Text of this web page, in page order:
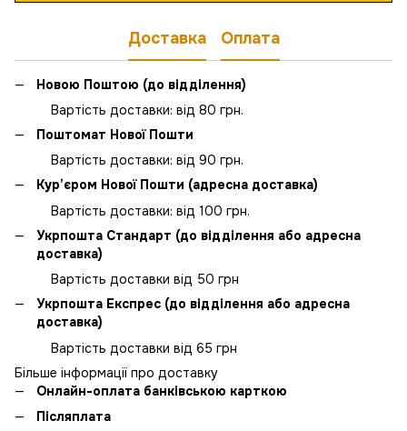
Доставка Оплата
Новою Поштою (до відділення)
Вартість доставки: від 80 грн.
Поштомат Нової Пошти
Вартість доставки: від 90 грн.
Кур’єром Нової Пошти (адресна доставка)
Вартість доставки: від 100 грн.
Укрпошта Стандарт (до відділення або адресна
доставка)
Вартість доставки від 50 грн
Укрпошта Експрес (до відділення або адресна
доставка)
Вартість доставки від 65 грн
Більше інформації про доставку
Онлайн-оплата банківською карткою
Післяплата